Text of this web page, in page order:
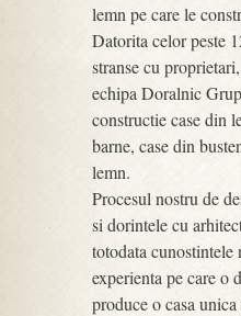
lemn pe care le
Datorita celor peste
stranse cu
echipa Doralnic
constructie case din
barne, case din
lemn.
Procesul nostru de
si dorintele cu
totodata cunostintele
experienta pe care o
produce o casa